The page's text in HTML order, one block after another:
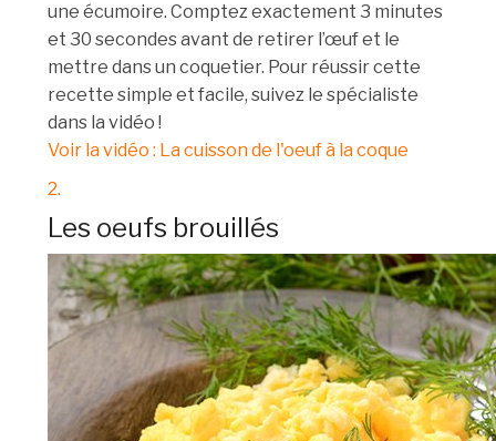
une écumoire. Comptez exactement 3 minutes
et 30 secondes avant de retirer l’œuf et le
mettre dans un coquetier. Pour réussir cette
recette simple et facile, suivez le spécialiste
dans la vidéo !
Voir la vidéo : La cuisson de l'oeuf à la coque
2.
Les oeufs brouillés